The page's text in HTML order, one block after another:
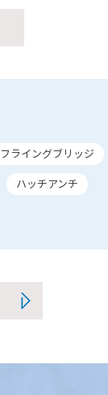
フライングブリッジ
ハッチアンチ